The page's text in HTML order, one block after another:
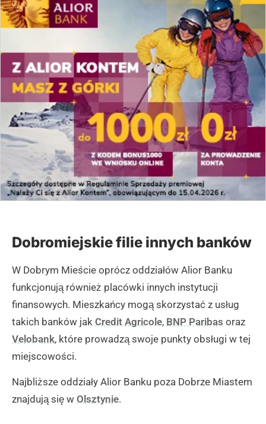
Dobromiejskie filie innych banków
W Dobrym Mieście oprócz oddziałów Alior Banku
funkcjonują również placówki innych instytucji
finansowych. Mieszkańcy mogą skorzystać z usług
takich banków jak Credit Agricole, BNP Paribas oraz
Velobank, które prowadzą swoje punkty obsługi w tej
miejscowości.
Najbliższe oddziały Alior Banku poza Dobrze Miastem
znajdują się w Olsztynie.